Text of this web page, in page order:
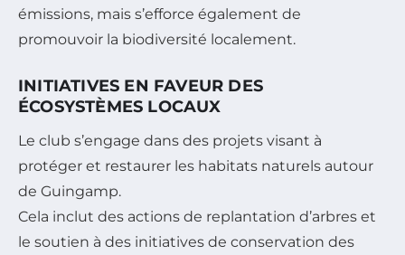
émissions, mais s’efforce également de
promouvoir la biodiversité localement.
INITIATIVES EN FAVEUR DES
ÉCOSYSTÈMES LOCAUX
Le club s’engage dans des projets visant à
protéger et restaurer les habitats naturels autour
de Guingamp.
Cela inclut des actions de replantation d’arbres et
le soutien à des initiatives de conservation des